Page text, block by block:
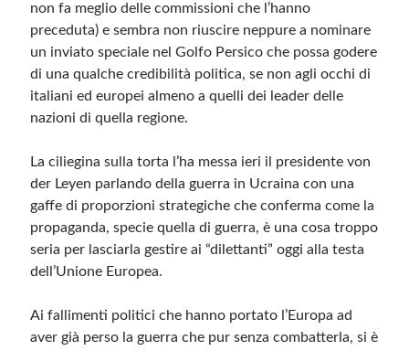
razzisti o che contengano dati personali non conformi al rispetto delle norme sulla
privacy. Alcune immagini inserite in questo blog sono tratte da Internet e, pertanto,
considerate di pubblico dominio. Qualora la loro pubblicazione violasse eventuali
immediatamente rimosse. L’autore del blog non è responsabile dei siti collegati
Feed dei contenuti
Feed dei commenti
WordPress.org
non fa meglio delle commissioni che l’hanno
preceduta) e sembra non riuscire neppure a nominare
un inviato speciale nel Golfo Persico che possa godere
di una qualche credibilità politica, se non agli occhi di
italiani ed europei almeno a quelli dei leader delle
nazioni di quella regione.
La ciliegina sulla torta l’ha messa ieri il presidente von
der Leyen parlando della guerra in Ucraina con una
gaffe di proporzioni strategiche che conferma come la
propaganda, specie quella di guerra, è una cosa troppo
seria per lasciarla gestire ai “dilettanti” oggi alla testa
dell’Unione Europea.
Ai fallimenti politici che hanno portato l’Europa ad
aver già perso la guerra che pur senza combatterla, si è